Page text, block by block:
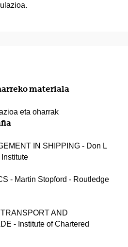
materiala
eta oharrak
IN SHIPPING - Don L
- Martin Stopford - Routledge
AND
- Institute of Chartered